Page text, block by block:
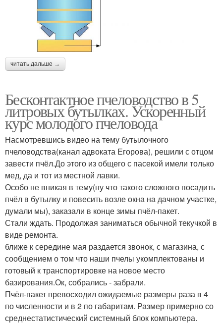
читать дальше →
Бесконтактное пчеловодство в 5
литровых бутылках. Ускоренный
курс молодого пчеловода
Насмотревшись видео на тему бутылочного
пчеловодства(канал адвоката Егорова), решили с отцом
завести пчёл.До этого из общего с пасекой имели только
мед, да и тот из местной лавки.
Особо не вникая в тему(ну что такого сложного посадить
пчёл в бутылку и повесить возле окна на дачном участке,
думали мы), заказали в конце зимы пчёл-пакет.
Стали ждать. Продолжая заниматься обычной текучкой в
виде ремонта.
ближе к середине мая раздается звонок, с магазина, с
сообщением о том что наши пчелы укомплектованы и
готовый к транспортировке на новое место
базирования.Ок, собрались - забрали.
Пчёл-пакет превосходил ожидаемые размеры раза в 4
по численности и в 2 по габаритам. Размер примерно со
среднестатистический системный блок компьютера.